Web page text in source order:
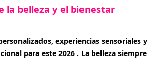
la belleza y el bienestar
experiencias sensoriales y
para este 2026 . La belleza siempre